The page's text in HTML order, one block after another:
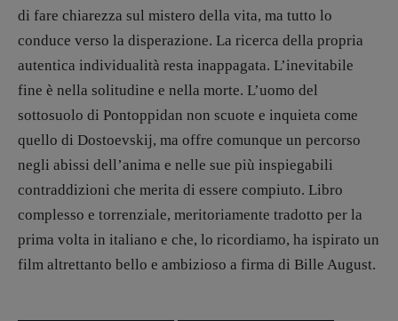
di fare chiarezza sul mistero della vita, ma tutto lo
conduce verso la disperazione. La ricerca della propria
autentica individualità resta inappagata. L’inevitabile
fine è nella solitudine e nella morte. L’uomo del
sottosuolo di Pontoppidan non scuote e inquieta come
quello di Dostoevskij, ma offre comunque un percorso
negli abissi dell’anima e nelle sue più inspiegabili
contraddizioni che merita di essere compiuto. Libro
complesso e torrenziale, meritoriamente tradotto per la
prima volta in italiano e che, lo ricordiamo, ha ispirato un
film altrettanto bello e ambizioso a firma di Bille August.